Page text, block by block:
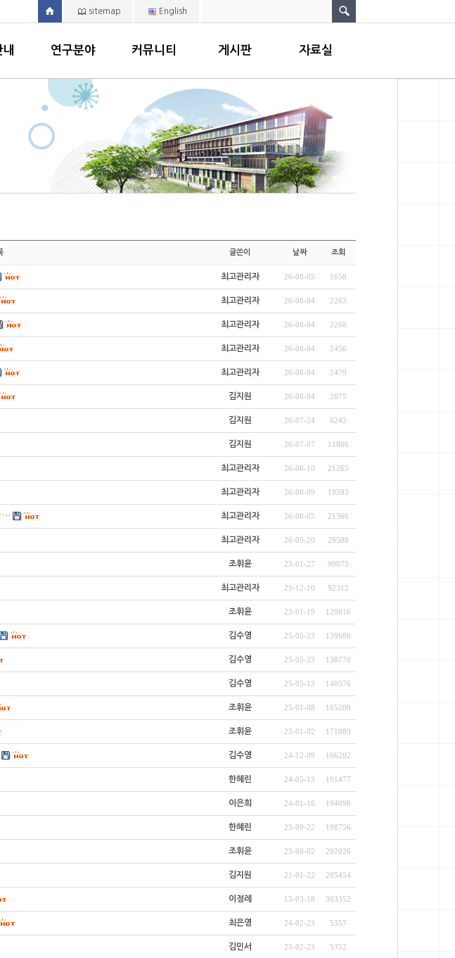
sitemap English
연구분야 커뮤니티 게시판 자료실
글쓴이 날짜 조회
최고관리자 26-08-05 1658
최고관리자 26-08-04 2263
최고관리자 26-08-04 2268
최고관리자 26-08-04 2456
최고관리자 26-08-04 2479
김지원 26-08-04 2675
김지원 26-07-24 6242
김지원 26-07-07 11866
최고관리자 26-06-10 21265
최고관리자 26-06-09 19593
… 최고관리자 26-06-05 21366
최고관리자 26-05-20 28508
조휘윤 23-01-27 90075
최고관리자 25-12-10 92312
조휘윤 23-01-19 120616
김수영 25-05-23 139686
김수영 25-05-23 138770
김수영 25-05-13 140576
조휘윤 25-01-08 165209
조휘윤 25-01-02 171089
김수영 24-12-09 166202
한혜린 24-05-13 191477
이은희 24-01-16 194098
한혜린 23-09-22 198756
조휘윤 23-08-02 202026
김지원 21-01-22 205454
이정례 15-03-18 303352
최은영 24-02-23 5357
김민서 23-02-23 5352